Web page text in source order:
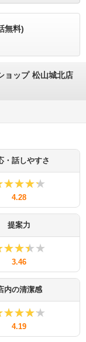
無料)
ョップ 松山城北店
・話しやすさ
4.28
提案力
3.46
内の清潔感
4.19